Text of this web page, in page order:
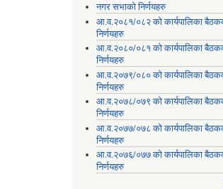
नगर सभाको निर्णयहरु
आ.व.२०८१/०८२ को कार्यपालिका
निर्णयहरु
आ.व.२०८०/०८१ को कार्यपालिका
निर्णयहरु
आ.व.२०७९/०८० को कार्यपालिका
निर्णयहरु
आ.व.२०७८/०७९ को कार्यपालिका
निर्णयहरु
आ.व.२०७७/०७८ को कार्यपालिका
निर्णयहरु
आ.व.२०७६/०७७ को कार्यपालिका
निर्णयहरु